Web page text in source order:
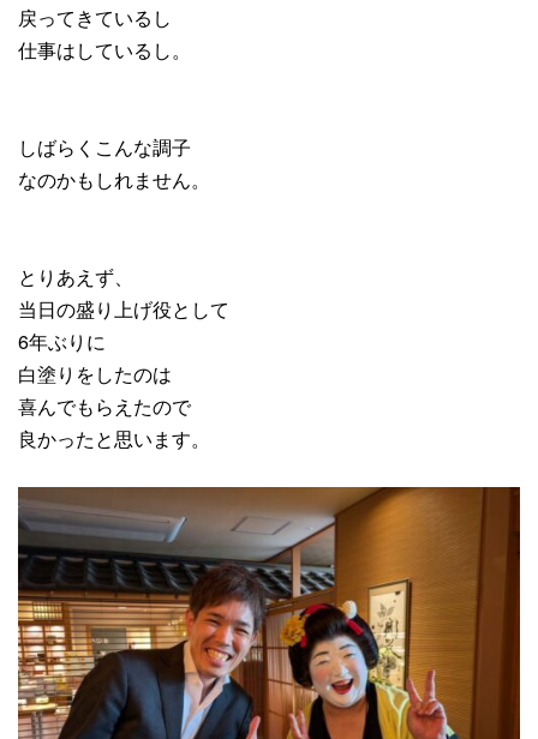
戻ってきているし
仕事はしているし。
しばらくこんな調子
なのかもしれません。
とりあえず、
当日の盛り上げ役として
6年ぶりに
白塗りをしたのは
喜んでもらえたので
良かったと思います。